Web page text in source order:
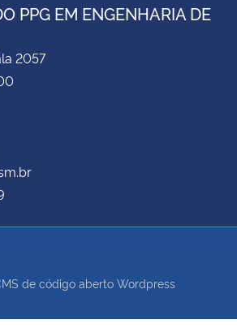
PPG EM ENGENHARIA DE
2057
de código aberto Wordpress